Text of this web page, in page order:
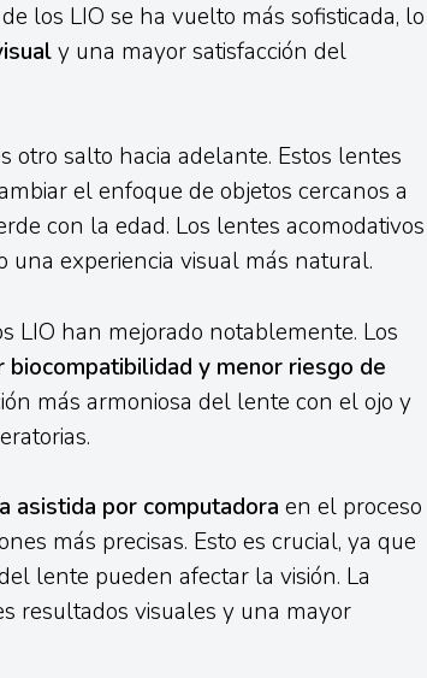
los LIO se ha vuelto más sofisticada, lo
y una mayor satisfacción del
otro salto hacia adelante. Estos lentes
el enfoque de objetos cercanos a
con la edad. Los lentes acomodativos
una experiencia visual más natural.
LIO han mejorado notablemente. Los
biocompatibilidad y menor riesgo de
más armoniosa del lente con el ojo y
asistida por computadora en el proceso
más precisas. Esto es crucial, ya que
lente pueden afectar la visión. La
resultados visuales y una mayor